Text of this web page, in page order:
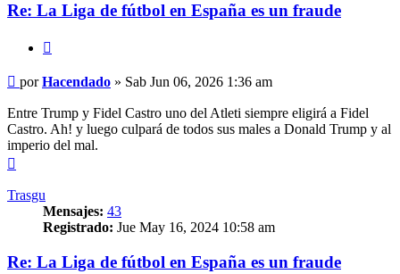
Re: La Liga de fútbol en España es un fraude
Mensaje
porHacendado » Sab Jun 06, 2026 1:36 am
Entre Trump y Fidel Castro uno del Atleti siempre eligirá a Fidel
Castro. Ah! y luego culpará de todos sus males a Donald Trump y al
imperio del mal.
Trasgu
Mensajes: 43
Registrado: Jue May 16, 2024 10:58 am
Re: La Liga de fútbol en España es un fraude